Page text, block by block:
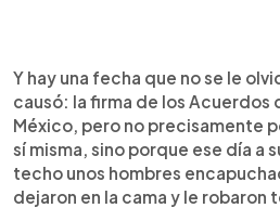
Y hay una fecha que no se le
causó: la firma de los Acuerdos
México, pero no precisamente
sí misma, sino porque ese día a
techo unos hombres
dejaron en la cama y le robaron